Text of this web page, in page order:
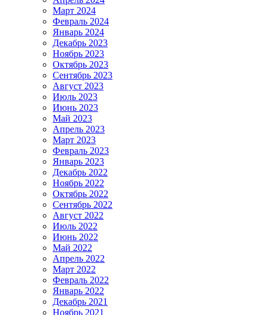
Март 2024
Февраль 2024
Январь 2024
Декабрь 2023
Ноябрь 2023
Октябрь 2023
Сентябрь 2023
Август 2023
Июль 2023
Июнь 2023
Май 2023
Апрель 2023
Март 2023
Февраль 2023
Январь 2023
Декабрь 2022
Ноябрь 2022
Октябрь 2022
Сентябрь 2022
Август 2022
Июль 2022
Июнь 2022
Май 2022
Апрель 2022
Март 2022
Февраль 2022
Январь 2022
Декабрь 2021
Ноябрь 2021